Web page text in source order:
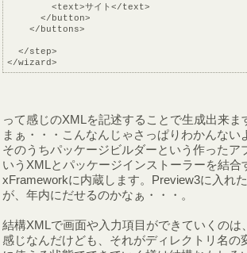
        <text>サイト</text>
      </button>
    </buttons>
  </step>
</wizard>
って感じのXMLを記述することで生成出来ま
まぁ・・・こんなんじゃさっぱりわかんない
そのうちパッケージビルダーという作ったア
いうXMLとパッケージインストーラーを結合
xFrameworkに内蔵します。Preview3に入れ
が、年内にだせるのかなぁ・・・。
結構XMLで画面や入力項目ができていくの
感じなんだけども、それがディレクトリ名の